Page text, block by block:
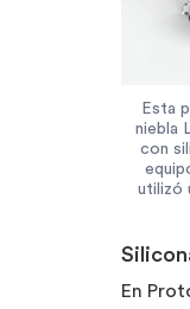
Esta
niebla
con
utilizó
En